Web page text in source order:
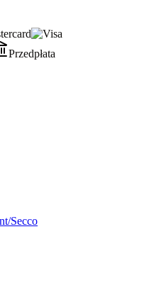
Przedpłata
Secco